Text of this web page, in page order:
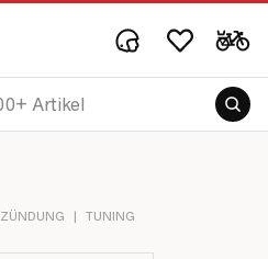
ZÜNDUNG | TUNING